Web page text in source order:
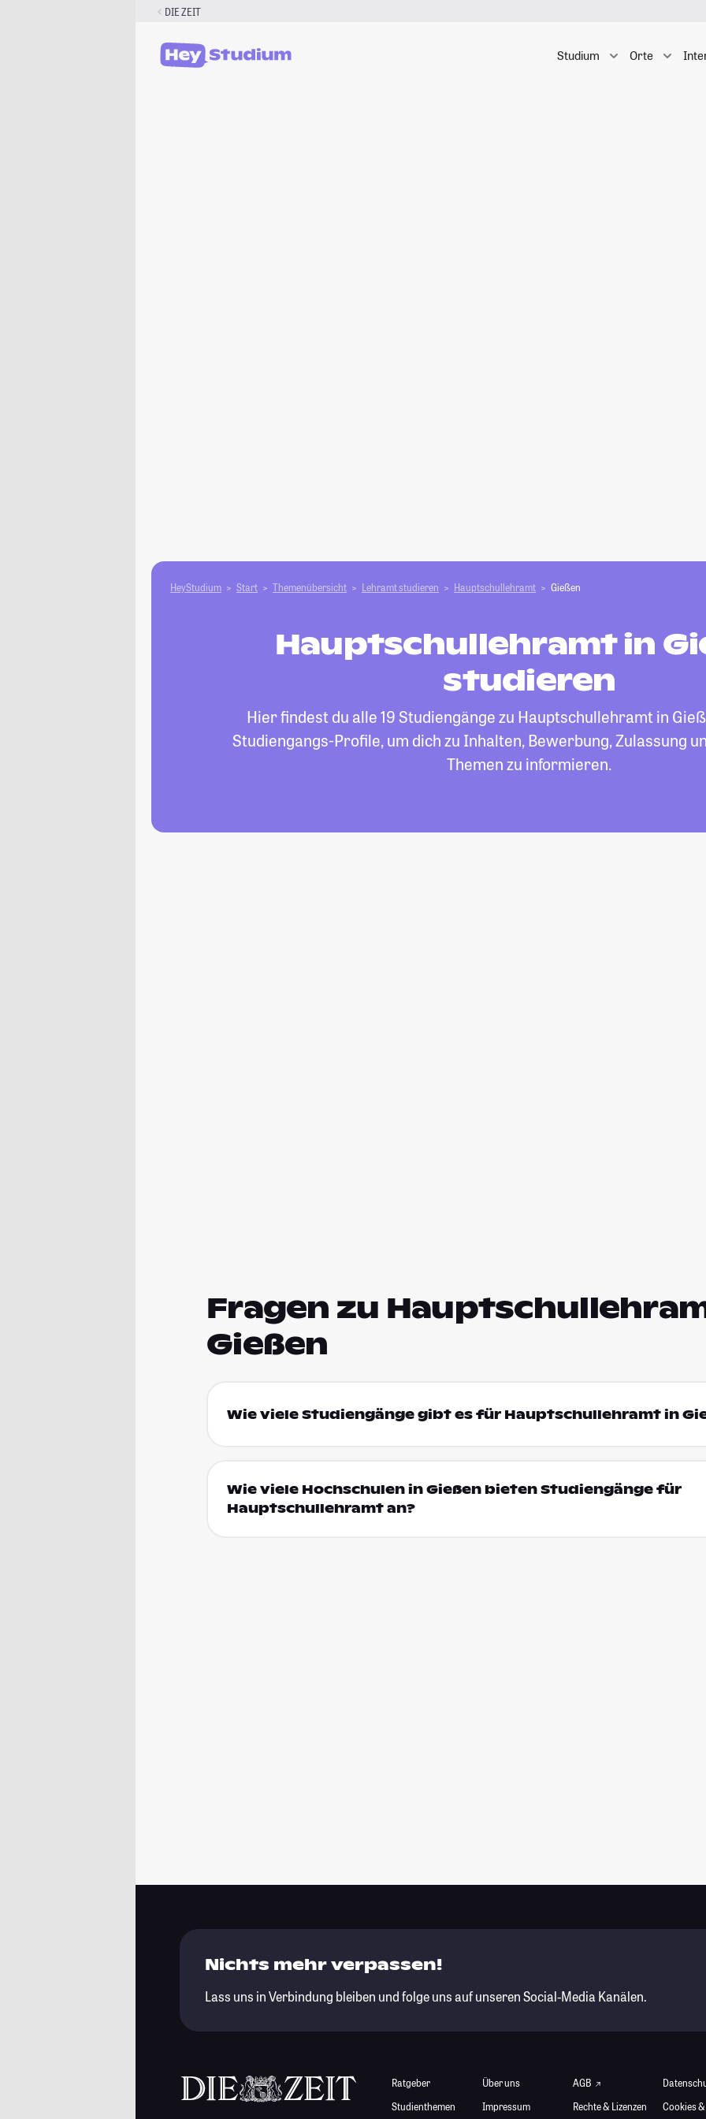
DIE ZEIT
Studium Orte
HeyStudium Start Themenübersicht Lehramt studieren Hauptschullehramt Gießen
Hauptschullehramt in
studieren
Hier findest du alle 19 Studiengänge zu Hauptschullehramt in
Studiengangs-Profile, um dich zu Inhalten, Bewerbung, Zulassung
Themen zu informieren.
Fragen zu
Gießen
Wie viele Studiengänge gibt es für Hauptschullehramt in
Wie viele Hochschulen in Gießen bieten Studiengänge für
Hauptschullehramt an?
Nichts mehr verpassen!
Lass uns in Verbindung bleiben und folge uns auf unseren Social-Media Kanälen.
Ratgeber
Studienthemen
Über uns
Impressum
AGB
Rechte & Lizenzen
Cookies